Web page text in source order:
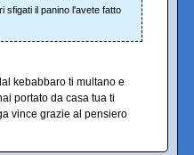
sfigati il panino l'avete fatto
kebabbaro ti multano e
portato da casa tua ti
vince grazie al pensiero